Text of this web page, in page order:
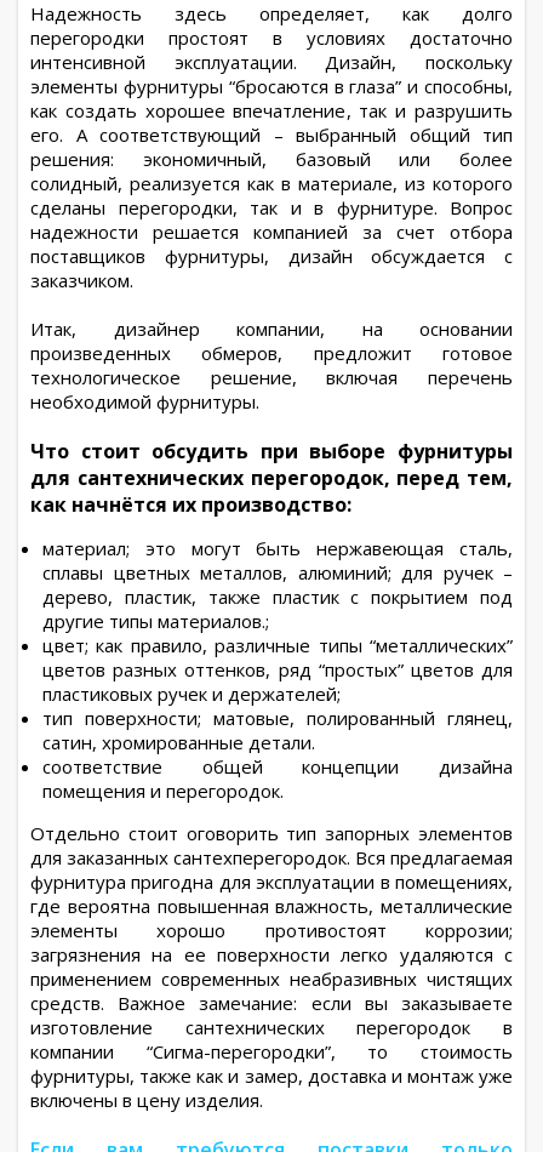
Надежность здесь определяет, как долго
перегородки простоят в условиях достаточно
интенсивной эксплуатации. Дизайн, поскольку
элементы фурнитуры “бросаются в глаза” и способны,
как создать хорошее впечатление, так и разрушить
его. А соответствующий – выбранный общий тип
решения: экономичный, базовый или более
солидный, реализуется как в материале, из которого
сделаны перегородки, так и в фурнитуре. Вопрос
надежности решается компанией за счет отбора
поставщиков фурнитуры, дизайн обсуждается с
заказчиком.
Итак, дизайнер компании, на основании
произведенных обмеров, предложит готовое
технологическое решение, включая перечень
необходимой фурнитуры.
Что стоит обсудить при выборе фурнитуры
для сантехнических перегородок, перед тем,
как начнётся их производство:
материал; это могут быть нержавеющая сталь,
сплавы цветных металлов, алюминий; для ручек –
дерево, пластик, также пластик с покрытием под
другие типы материалов.;
цвет; как правило, различные типы “металлических”
цветов разных оттенков, ряд “простых” цветов для
пластиковых ручек и держателей;
тип поверхности; матовые, полированный глянец,
сатин, хромированные детали.
соответствие общей концепции дизайна
помещения и перегородок.
Отдельно стоит оговорить тип запорных элементов
для заказанных сантехперегородок. Вся предлагаемая
фурнитура пригодна для эксплуатации в помещениях,
где вероятна повышенная влажность, металлические
элементы хорошо противостоят коррозии;
загрязнения на ее поверхности легко удаляются с
применением современных неабразивных чистящих
средств. Важное замечание: если вы заказываете
изготовление сантехнических перегородок в
компании “Сигма-перегородки”, то стоимость
фурнитуры, также как и замер, доставка и монтаж уже
включены в цену изделия.